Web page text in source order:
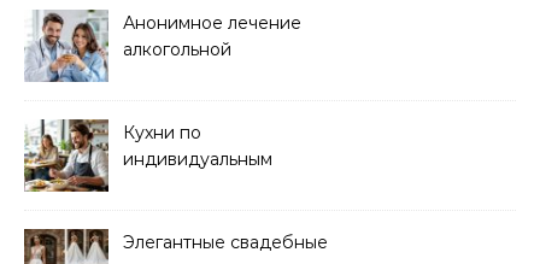
формата
Анонимное лечение
алкогольной
Кухни по
индивидуальным
Элегантные свадебные